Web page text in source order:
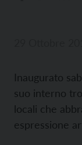
Inaugurato
suo interno
locali che
espressione